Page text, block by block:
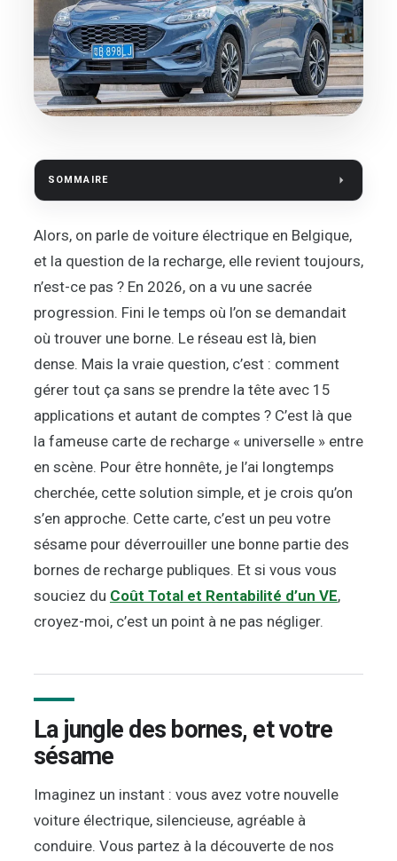
SOMMAIRE
Alors, on parle de voiture électrique en Belgique,
et la question de la recharge, elle revient toujours,
n’est-ce pas ? En 2026, on a vu une sacrée
progression. Fini le temps où l’on se demandait
où trouver une borne. Le réseau est là, bien
dense. Mais la vraie question, c’est : comment
gérer tout ça sans se prendre la tête avec 15
applications et autant de comptes ? C’est là que
la fameuse carte de recharge « universelle » entre
en scène. Pour être honnête, je l’ai longtemps
cherchée, cette solution simple, et je crois qu’on
s’en approche. Cette carte, c’est un peu votre
sésame pour déverrouiller une bonne partie des
bornes de recharge publiques. Et si vous vous
souciez du Coût Total et Rentabilité d’un VE,
croyez-moi, c’est un point à ne pas négliger.
La jungle des bornes, et votre
sésame
Imaginez un instant : vous avez votre nouvelle
voiture électrique, silencieuse, agréable à
conduire. Vous partez à la découverte de nos